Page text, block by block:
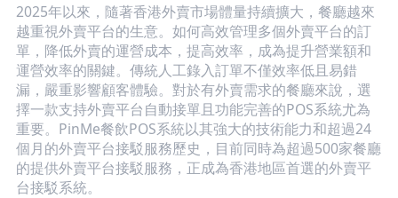
2025年以來，隨著香港外賣市場體量持續擴大，餐廳越來
越重視外賣平台的生意。如何高效管理多個外賣平台的訂
單，降低外賣的運營成本，提高效率，成為提升營業額和
運營效率的關鍵。傳統人工錄入訂單不僅效率低且易錯
漏，嚴重影響顧客體驗。對於有外賣需求的餐廳來說，選
擇一款支持外賣平台自動接單且功能完善的POS系統尤為
重要。PinMe餐飲POS系統以其強大的技術能力和超過24
個月的外賣平台接駁服務歷史，目前同時為超過500家餐廳
的提供外賣平台接駁服務，正成為香港地區首選的外賣平
台接駁系統。